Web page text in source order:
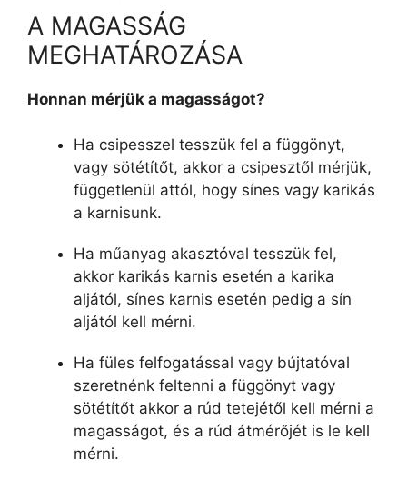
A MAGASSÁG
MEGHATÁROZÁSA
Honnan mérjük a magasságot?
Ha csipesszel tesszük fel a függönyt,
vagy sötétítőt, akkor a csipesztől mérjük,
függetlenül attól, hogy sínes vagy karikás
a karnisunk.
Ha műanyag akasztóval tesszük fel,
akkor karikás karnis esetén a karika
aljától, sínes karnis esetén pedig a sín
aljától kell mérni.
Ha füles felfogatással vagy bújtatóval
szeretnénk feltenni a függönyt vagy
sötétítőt akkor a rúd tetejétől kell mérni a
magasságot, és a rúd átmérőjét is le kell
mérni.